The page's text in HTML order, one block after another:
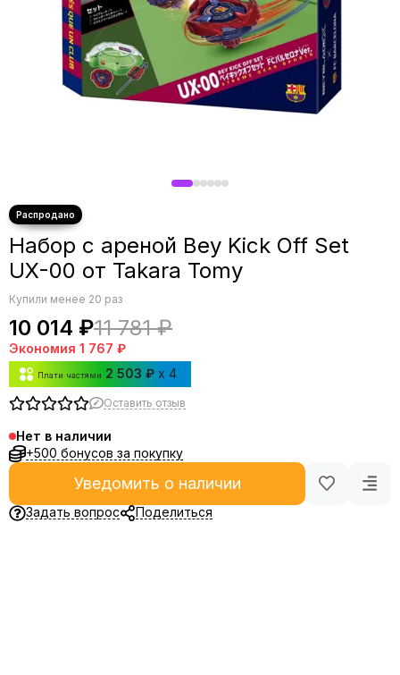
Набор с ареной Bey Kick Off Set
UX-00 от Takara Tomy
Купили менее 20 раз
10 014 ₽11 781 ₽
Экономия 1 767 ₽
Плати частями 2 503 ₽ x 4
Оставить отзыв
Нет в наличии
+500 бонусов за покупку
Уведомить о наличии
Задать вопрос Поделиться